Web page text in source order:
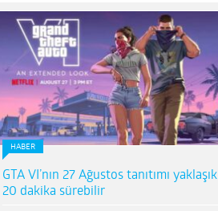
HABER
GTA VI’nın 27 Ağustos tanıtımı yaklaşık
20 dakika sürebilir